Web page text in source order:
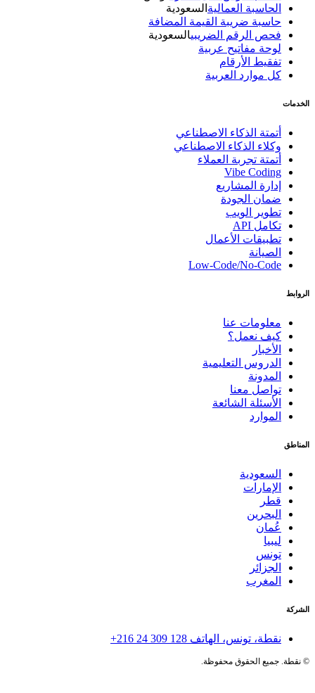
الحاسبة العماليةالسعودية
حاسبة ضريبة القيمة المضافة
فحص الرقم الضريبيالسعودية
لوحة مفاتيح عربية
تفقيط الأرقام
كل موارد العربية
الخدمات
أتمتة الذكاء الاصطناعي
وكلاء الذكاء الاصطناعي
أتمتة تجربة العملاء
Vibe Coding
إدارة المشاريع
ضمان الجودة
تطوير الويب
تكامل API
تطبيقات الأعمال
الصيانة
Low-Code/No-Code
الروابط
معلومات عنا
كيف نعمل؟
الأخبار
الدروس التعليمية
المدونة
تواصل معنا
الأسئلة الشائعة
الموارد
المناطق
السعودية
الإمارات
قطر
البحرين
عُمان
ليبيا
تونس
الجزائر
المغرب
الشركة
نقطة، تونس، الهاتف +216 24 309 128
©نقطة. جميع الحقوق محفوظة.